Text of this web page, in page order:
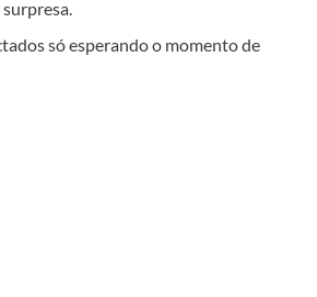
só esperando o momento de